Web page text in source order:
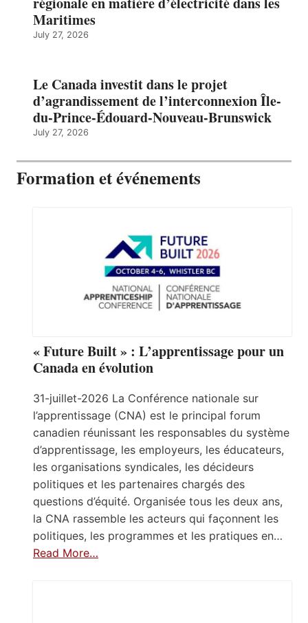
Maritimes
July 27, 2026
Le Canada investit dans le projet
d’agrandissement de l’interconnexion Île-
du-Prince-Édouard-Nouveau-Brunswick
July 27, 2026
Formation et événements
« Future Built » : L’apprentissage pour un
Canada en évolution
31-juillet-2026 La Conférence nationale sur
l’apprentissage (CNA) est le principal forum
canadien réunissant les responsables du système
d’apprentissage, les employeurs, les éducateurs,
les organisations syndicales, les décideurs
politiques et les partenaires chargés des
questions d’équité. Organisée tous les deux ans,
la CNA rassemble les acteurs qui façonnent les
politiques, les programmes et les pratiques en…
Read More…